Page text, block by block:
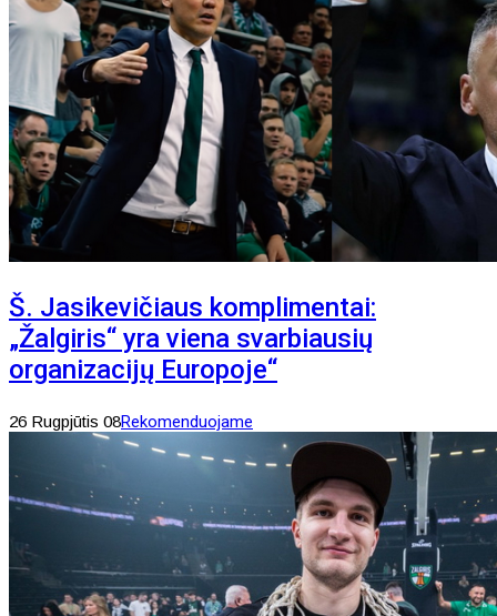
Š. Jasikevičiaus komplimentai:
„Žalgiris“ yra viena svarbiausių
organizacijų Europoje“
26 Rugpjūtis 08Rekomenduojame